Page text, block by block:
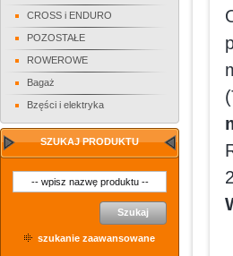
CROSS i ENDURO
POZOSTAŁE
ROWEROWE
Bagaż
Bzęści i elektryka
SZUKAJ PRODUKTU
Szukaj
szukanie zaawansowane